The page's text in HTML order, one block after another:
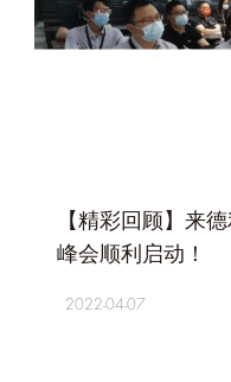
【精彩回顾】来
峰会顺利启动！
2022-04-07